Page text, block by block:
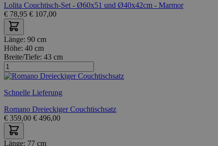
Lolita Couchtisch-Set - Ø60x51 und Ø40x42cm - Marmor
€ 78,95 € 107,00
Länge: 90 cm
Höhe: 40 cm
Breite/Tiefe: 43 cm
Schnelle Lieferung
Romano Dreieckiger Couchtischsatz
€ 359,00 € 496,00
Länge: 77 cm